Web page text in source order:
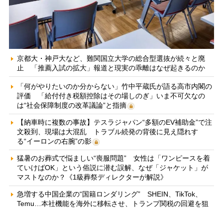
京都大・神戸大など、難関国立大学の総合型選抜が続々と廃
止 「推薦入試の拡大」報道と現実の乖離はなぜ起きるのか
「何がやりたいのか分からない」竹中平蔵氏が語る高市内閣の
評価 「給付付き税額控除はその場しのぎ」いま不可欠なの
は“社会保障制度の改革議論”と指摘
【納車時に複数の事故】テスラジャパン“多額のEV補助金”で注
文殺到、現場は大混乱 トラブル続発の背後に見え隠れす
る“イーロンの右腕”の影
猛暑のお葬式で悩ましい“喪服問題” 女性は「ワンピースを着
ていけばOK」という俗説に潜む誤解、なぜ「ジャケット」が
マストなのか？《1級葬祭ディレクターが解説》
急増する中国企業の“国籍ロンダリング” SHEIN、TikTok、
Temu…本社機能を海外に移転させ、トランプ関税の回避を狙